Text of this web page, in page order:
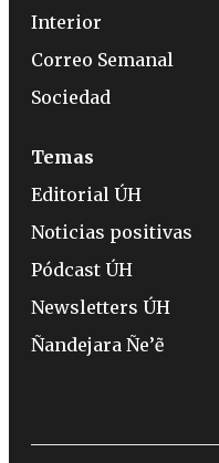
Interior
Correo Semanal
Sociedad
Temas
Editorial ÚH
Noticias positivas
Pódcast ÚH
Newsletters ÚH
Ñandejara Ñe’ẽ